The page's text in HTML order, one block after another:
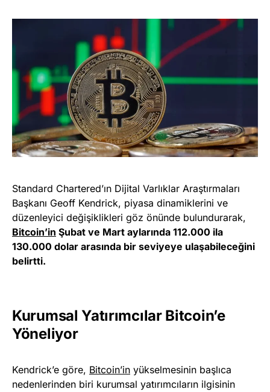
Standard Chartered’ın Dijital Varlıklar Araştırmaları
Başkanı Geoff Kendrick, piyasa dinamiklerini ve
düzenleyici değişiklikleri göz önünde bulundurarak,
Bitcoin’in Şubat ve Mart aylarında 112.000 ila
130.000 dolar arasında bir seviyeye ulaşabileceğini
belirtti.
Kurumsal Yatırımcılar Bitcoin’e
Yöneliyor
Kendrick’e göre, Bitcoin’in yükselmesinin başlıca
nedenlerinden biri kurumsal yatırımcıların ilgisinin